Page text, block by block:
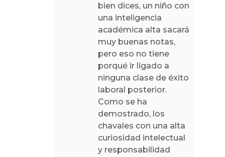
bien dices, un niño con
una inteligencia
académica alta sacará
muy buenas notas,
pero eso no tiene
porqué ir ligado a
ninguna clase de éxito
laboral posterior.
Como se ha
demostrado, los
chavales con una alta
curiosidad intelectual
y responsabilidad